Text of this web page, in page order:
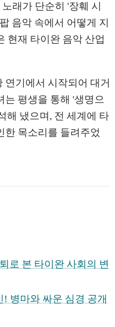
래가 단순히 '장훼 시
음악 속에서 어떻게 지
현재 타이완 음악 산업
연기에서 시작되어 대거
는 평생을 통해 '생명으
해 냈으며, 전 세계에 타
한 목소리를 들려주었
로 본 타이완 사회의 변
! 병마와 싸운 심경 공개